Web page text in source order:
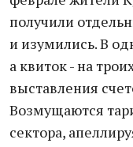
получили
и изумились. В
а квиток - на
выставления
Возмущаются
сектора,